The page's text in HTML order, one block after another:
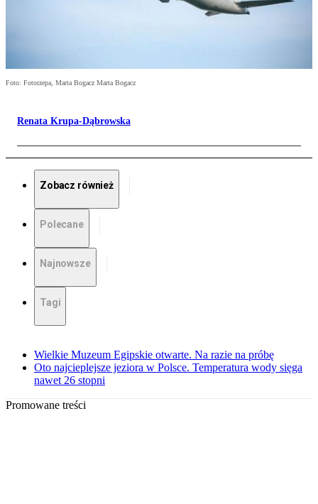
Foto: Fotorzepa, Marta Bogacz Marta Bogacz
Renata Krupa-Dąbrowska
Zobacz również
Polecane
Najnowsze
Tagi
Wielkie Muzeum Egipskie otwarte. Na razie na próbę
Oto najcieplejsze jeziora w Polsce. Temperatura wody sięga
nawet 26 stopni
Promowane treści